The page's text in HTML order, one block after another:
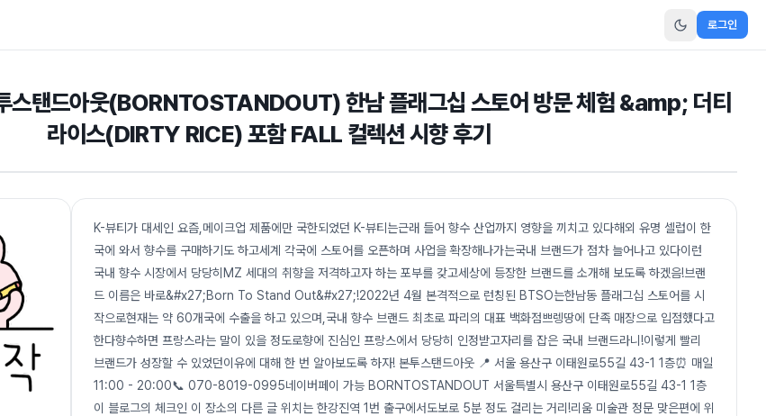
로그인
스탠드아웃(BORNTOSTANDOUT) 한남 플래그십 스토어 방문 체험 &amp; 더티
라이스(DIRTY RICE) 포함 FALL 컬렉션 시향 후기
K-뷰티가 대세인 요즘,메이크업 제품에만 국한되었던 K-뷰티는근래 들어 향수 산업까지 영향을 끼치고 있다해외 유명 셀럽이 한
국에 와서 향수를 구매하기도 하고세계 각국에 스토어를 오픈하며 사업을 확장해나가는국내 브랜드가 점차 늘어나고 있다이런
국내 향수 시장에서 당당히MZ 세대의 취향을 저격하고자 하는 포부를 갖고세상에 등장한 브랜드를 소개해 보도록 하겠음!브랜
드 이름은 바로&#x27;Born To Stand Out&#x27;!2022년 4월 본격적으로 런칭된 BTSO는한남동 플래그십 스토어를 시
작으로현재는 약 60개국에 수출을 하고 있으며,국내 향수 브랜드 최초로 파리의 대표 백화점쁘렝땅에 단족 매장으로 입점했다고
한다향수하면 프랑스라는 말이 있을 정도로향에 진심인 프랑스에서 당당히 인정받고자리를 잡은 국내 브랜드라니!이렇게 빨리
브랜드가 성장할 수 있었던이유에 대해 한 번 알아보도록 하자! 본투스탠드아웃 📍 서울 용산구 이태원로55길 43-1 1층⏰ 매일
11:00 - 20:00📞 070-8019-0995네이버페이 가능 BORNTOSTANDOUT 서울특별시 용산구 이태원로55길 43-1 1층
이 블로그의 체크인 이 장소의 다른 글 위치는 한강진역 1번 출구에서도보로 5분 정도 걸리는 거리!리움 미술관 정문 맞은편에 위